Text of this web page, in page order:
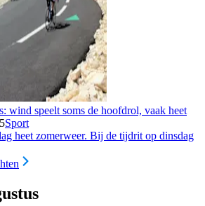
wind speelt soms de hoofdrol, vaak heet
Sport
heet zomerweer. Bij de tijdrit op dinsdag